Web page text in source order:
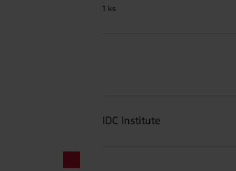
1 ks
IDC Institute